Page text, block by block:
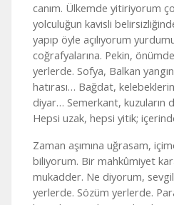
canım. Ülkemde yitiriyorum
yolculuğun kavisli
yapıp öyle açılıyorum
coğrafyalarına. Pekin,
yerlerde. Sofya, Balkan
hatırası… Bağdat,
diyar… Semerkant, kuzuların
Hepsi uzak, hepsi yitik;
Zaman aşımına uğrasam,
biliyorum. Bir mahkûmiyet
mukadder. Ne diyorum,
yerlerde. Sözüm yerlerde.